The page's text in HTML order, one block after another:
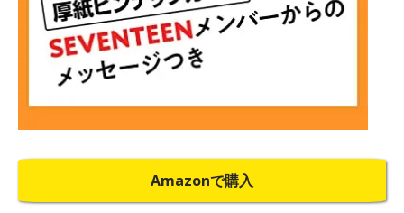
Amazonで購入